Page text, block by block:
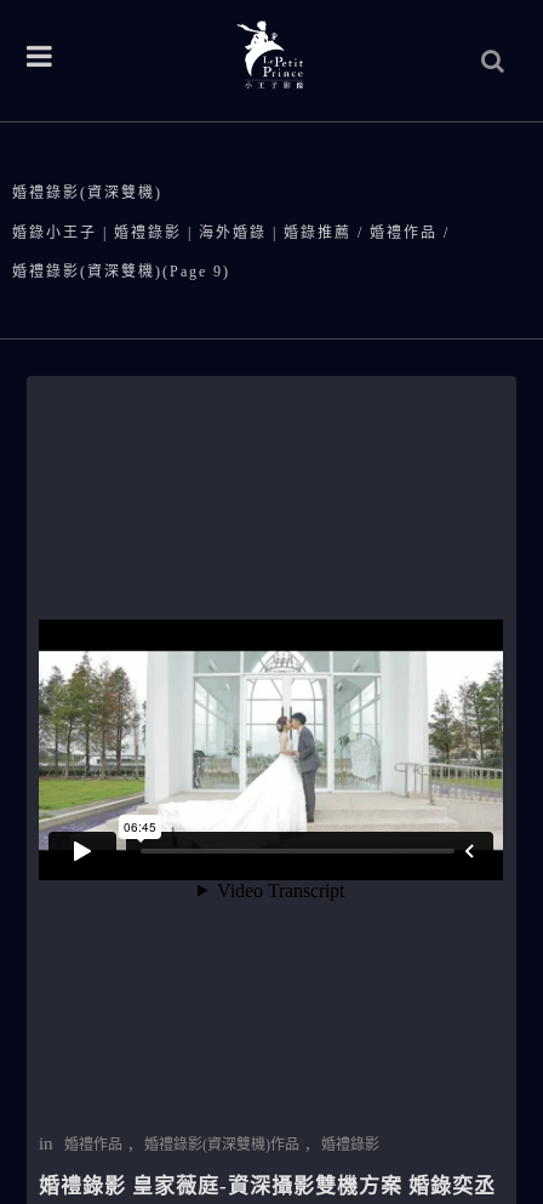
婚禮錄影(資深雙機)
婚錄小王子 | 婚禮錄影 | 海外婚錄 | 婚錄推薦 / 婚禮作品 /
婚禮錄影(資深雙機)(Page 9)
in 婚禮作品 , 婚禮錄影(資深雙機)作品 , 婚禮錄影
婚禮錄影 皇家薇庭-資深攝影雙機方案 婚錄奕丞